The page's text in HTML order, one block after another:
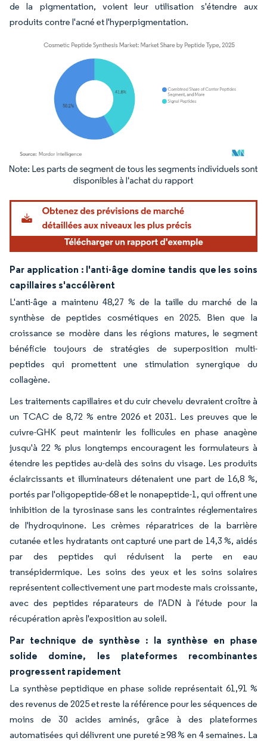
de la pigmentation, voient leur utilisation s'étendre aux
produits contre l'acné et l'hyperpigmentation.
Image © Mordor Intelligence. La réutilisation nécessite une attribution sous CC BY
Par application : l'anti-âge domine tandis que les soins
capillaires s'accélèrent
L'anti-âge a maintenu 48,27 % de la taille du marché de la
synthèse de peptides cosmétiques en 2025. Bien que la
croissance se modère dans les régions matures, le segment
bénéficie toujours de stratégies de superposition multi-
peptides qui promettent une stimulation synergique du
collagène.
Les traitements capillaires et du cuir chevelu devraient croître à
un TCAC de 8,72 % entre 2026 et 2031. Les preuves que le
cuivre-GHK peut maintenir les follicules en phase anagène
jusqu'à 22 % plus longtemps encouragent les formulateurs à
étendre les peptides au-delà des soins du visage. Les produits
éclaircissants et illuminateurs détenaient une part de 16,8 %,
portés par l'oligopeptide-68 et le nonapeptide-1, qui offrent une
inhibition de la tyrosinase sans les contraintes réglementaires
de l'hydroquinone. Les crèmes réparatrices de la barrière
cutanée et les hydratants ont capturé une part de 14,3 %, aidés
par des peptides qui réduisent la perte en eau
transépidermique. Les soins des yeux et les soins solaires
représentent collectivement une part modeste mais croissante,
avec des peptides réparateurs de l'ADN à l'étude pour la
récupération après l'exposition au soleil.
Par technique de synthèse : la synthèse en phase
solide domine, les plateformes recombinantes
progressent rapidement
La synthèse peptidique en phase solide représentait 61,91 %
des revenus de 2025 et reste la référence pour les séquences de
moins de 30 acides aminés, grâce à des plateformes
automatisées qui délivrent une pureté ≥98 % en 4 semaines. La